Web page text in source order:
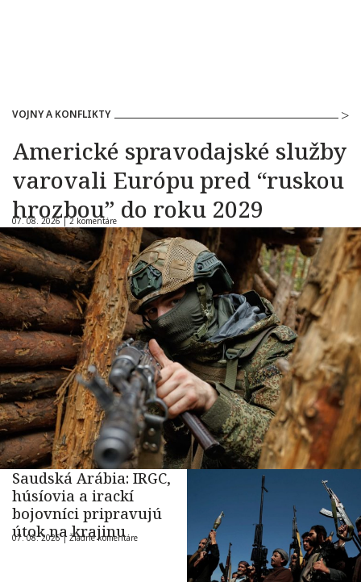
VOJNY A KONFLIKTY
Americké spravodajské služby
varovali Európu pred “ruskou
hrozbou” do roku 2029
07. 08. 2026 |2 komentáre
Saudská Arábia: IRGC,
húsíovia a irackí
bojovníci pripravujú
útok na krajinu
07. 08. 2026 |Žiadne komentáre